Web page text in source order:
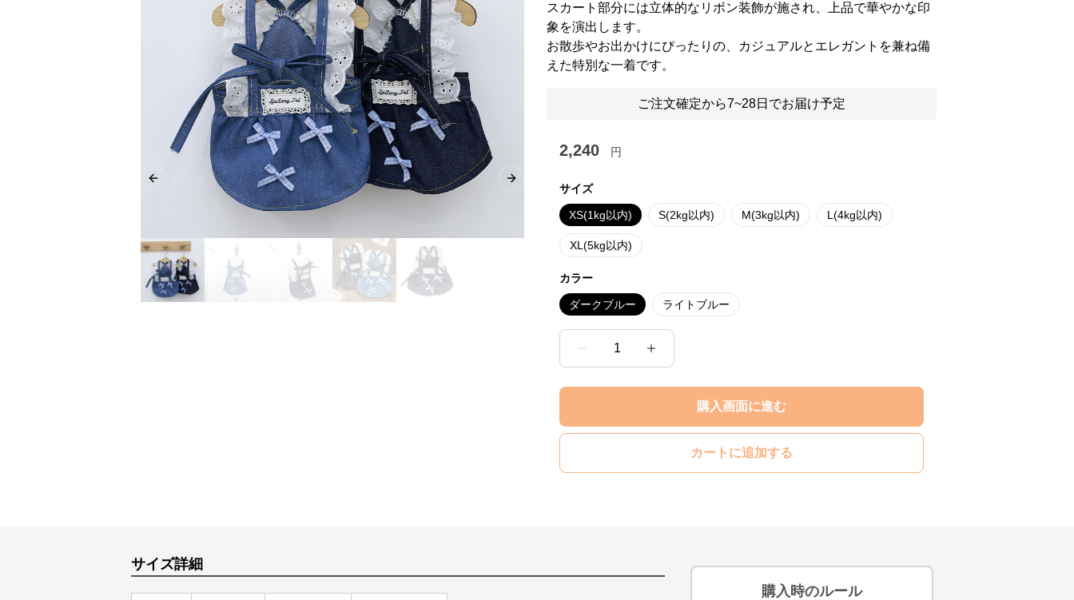
Previous slide Next slide
スカート部分には立体的なリボン装飾が施され、上品で華やかな印
象を演出します。
お散歩やお出かけにぴったりの、カジュアルとエレガントを兼ね備
えた特別な一着です。
ご注文確定から7~28日でお届け予定
2,240 円
サイズ
XS(1kg以内) S(2kg以内) M(3kg以内) L(4kg以内)
XL(5kg以内)
カラー
ダークブルー ライトブルー
1
購入画面に進む
カートに追加する
サイズ詳細
購入時のルール